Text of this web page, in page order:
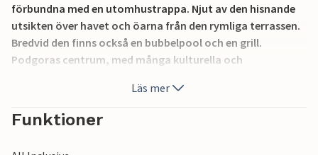
förbundna med en utomhustrappa. Njut av den hisnande
utsikten över havet och öarna från den rymliga terrassen.
Bredvid den finns också en bubbelpool och en grill.
Podgoras centrum, med många kulturella och
cirka 1 km bort. Besök även Makarska, med ett rikt
kulturarv och vackra stränder ca 10 km bort.
Läs mer
Funktioner